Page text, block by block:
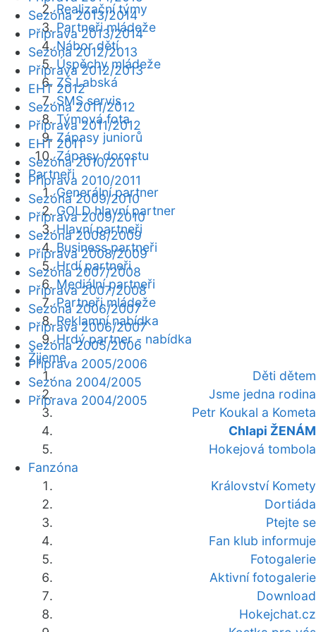
Realizační týmy
Partneři mládeže
Nábor dětí
Úspěchy mládeže
ZŠ Labská
SMS servis
Týmová fota
Zápasy juniorů
Zápasy dorostu
Partneři
Generální partner
GOLD hlavní partner
Hlavní partneři
Business partneři
Hrdí partneři
Mediální partneři
Partneři mládeže
Reklamní nabídka
Hrdý partner - nabídka
Žijeme
Děti dětem
Jsme jedna rodina
Petr Koukal a Kometa
Chlapi ŽENÁM
Hokejová tombola
Fanzóna
Království Komety
Dortiáda
Ptejte se
Fan klub informuje
Fotogalerie
Aktivní fotogalerie
Download
Hokejchat.cz
Sezóna 2013/2014
Příprava 2013/2014
Sezóna 2012/2013
Příprava 2012/2013
EHT 2012
Sezóna 2011/2012
Příprava 2011/2012
EHT 2011
Sezóna 2010/2011
Příprava 2010/2011
Sezóna 2009/2010
Příprava 2009/2010
Sezóna 2008/2009
Příprava 2008/2009
Sezóna 2007/2008
Příprava 2007/2008
Sezóna 2006/2007
Příprava 2006/2007
Sezóna 2005/2006
Příprava 2005/2006
Sezóna 2004/2005
Příprava 2004/2005